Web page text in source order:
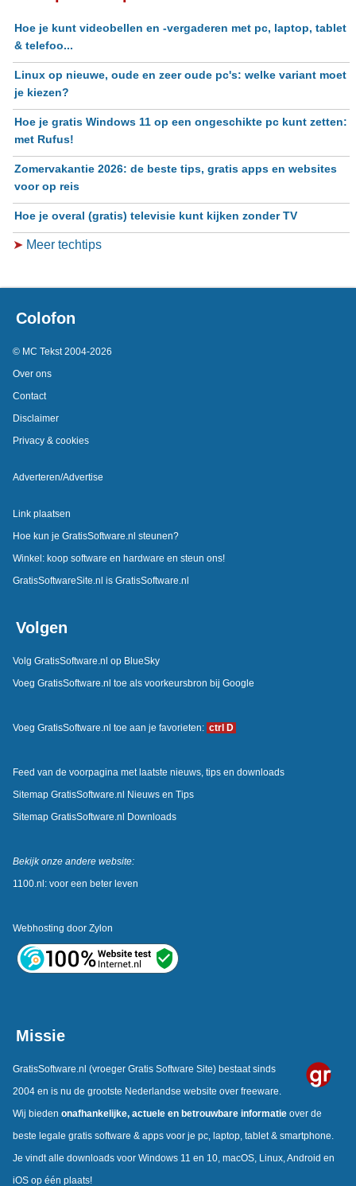
Hoe je kunt videobellen en -vergaderen met pc, laptop, tablet
& telefoo...
Linux op nieuwe, oude en zeer oude pc's: welke variant moet
je kiezen?
Hoe je gratis Windows 11 op een ongeschikte pc kunt zetten:
met Rufus!
Zomervakantie 2026: de beste tips, gratis apps en websites
voor op reis
Hoe je overal (gratis) televisie kunt kijken zonder TV
➤ Meer techtips
Colofon
© MC Tekst 2004-2026
Over ons
Contact
Disclaimer
Privacy & cookies
Adverteren/Advertise
Link plaatsen
Hoe kun je GratisSoftware.nl steunen?
Winkel: koop software en hardware en steun ons!
GratisSoftwareSite.nl is GratisSoftware.nl
Volgen
Volg GratisSoftware.nl op BlueSky
Voeg GratisSoftware.nl toe als voorkeursbron bij Google
Voeg GratisSoftware.nl toe aan je favorieten: ctrl D
Feed van de voorpagina met laatste nieuws, tips en downloads
Sitemap GratisSoftware.nl Nieuws en Tips
Sitemap GratisSoftware.nl Downloads
Bekijk onze andere website:
1100.nl: voor een beter leven
Webhosting door Zylon
Missie
GratisSoftware.nl (vroeger Gratis Software Site) bestaat sinds
2004 en is nu de grootste Nederlandse website over freeware.
Wij bieden onafhankelijke, actuele en betrouwbare informatieover de
beste legale gratis software & apps voor je pc, laptop, tablet & smartphone.
Je vindt alle downloads voor Windows 11 en 10, macOS, Linux, Android en
iOS op één plaats!